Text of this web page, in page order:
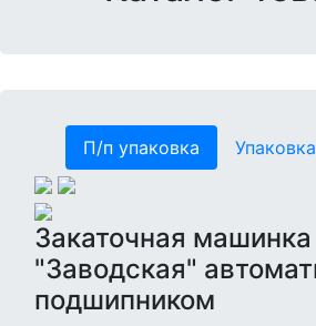
П/п упаковка
Закаточная машинка
"Заводская"
подшипником